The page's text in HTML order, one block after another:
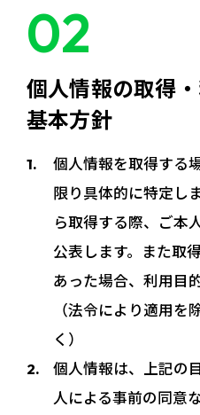
個人情報の取得
基本方針
個人情報を取得する
限り具体的に特定し
ら取得する際、ご本
公表します。また取
あった場合、利用目
（法令により適用を
く）
個人情報は、上記の
人による事前の同意